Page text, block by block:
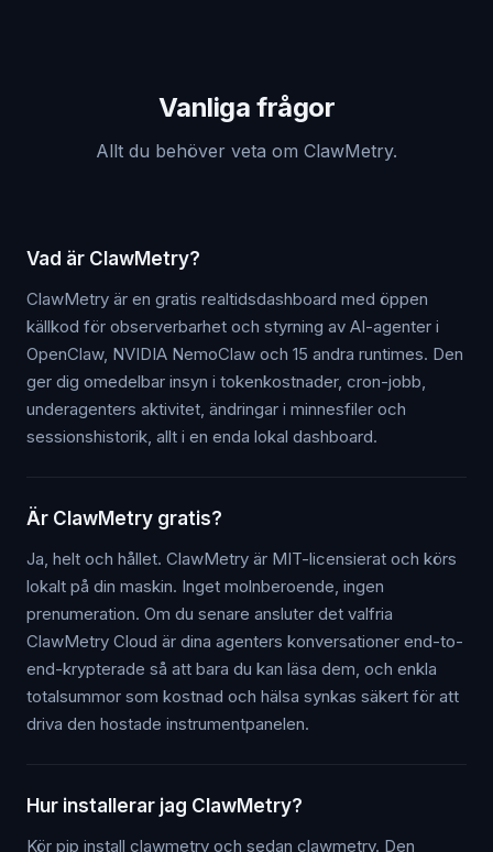
Vanliga frågor
Allt du behöver veta om ClawMetry.
Vad är ClawMetry?
ClawMetry är en gratis realtidsdashboard med öppen
källkod för observerbarhet och styrning av AI-agenter i
OpenClaw, NVIDIA NemoClaw och 15 andra runtimes. Den
ger dig omedelbar insyn i tokenkostnader, cron-jobb,
underagenters aktivitet, ändringar i minnesfiler och
sessionshistorik, allt i en enda lokal dashboard.
Är ClawMetry gratis?
Ja, helt och hållet. ClawMetry är MIT-licensierat och körs
lokalt på din maskin. Inget molnberoende, ingen
prenumeration. Om du senare ansluter det valfria
ClawMetry Cloud är dina agenters konversationer end-to-
end-krypterade så att bara du kan läsa dem, och enkla
totalsummor som kostnad och hälsa synkas säkert för att
driva den hostade instrumentpanelen.
Hur installerar jag ClawMetry?
Kör pip install clawmetry och sedan clawmetry. Den